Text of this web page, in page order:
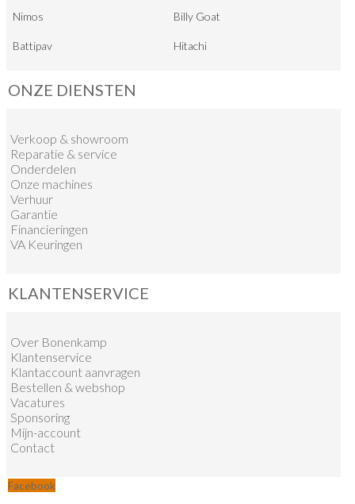
Nimos Billy Goat
Battipav Hitachi
ONZE DIENSTEN
Verkoop & showroom
Reparatie & service
Onderdelen
Onze machines
Verhuur
Garantie
Financieringen
VA Keuringen
KLANTENSERVICE
Over Bonenkamp
Klantenservice
Klantaccount aanvragen
Bestellen & webshop
Vacatures
Sponsoring
Mijn-account
Contact
Facebook